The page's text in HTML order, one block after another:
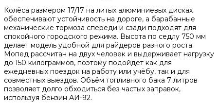
Колёса размером 17/17 на литых алюминиевых дисках
обеспечивают устойчивость на дороге, а барабанные
механические тормоза спереди и сзади подходят для
спокойного городского режима. Высота по седлу 750 мм
делает модель удобной для райдеров разного роста.
Мопед рассчитан на двух человек и выдерживает нагрузку
до 150 килограммов, поэтому подойдёт как для
ежедневных поездок на работу или учёбу, так и для
совместных выездов. Объём топливного бака 7 литров
позволяет долго обходиться без частых заправок,
используя бензин АИ-92.